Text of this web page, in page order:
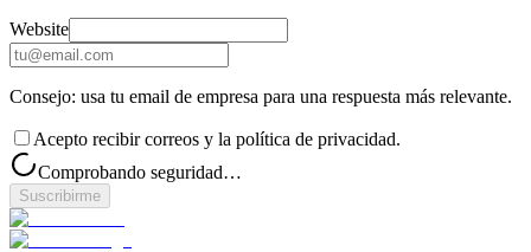
Website
Consejo: usa tu email de empresa para una respuesta más relevante.
Acepto recibir correos y la política de privacidad.
Comprobando seguridad…
Suscribirme